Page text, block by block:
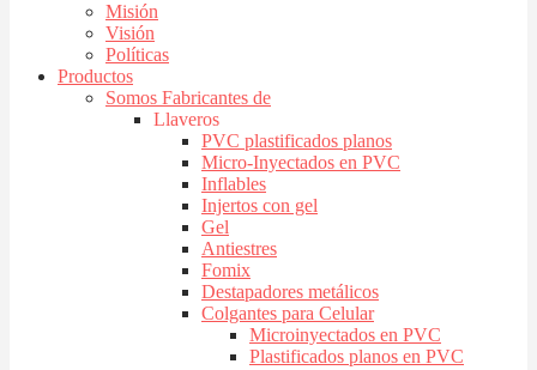
Misión
Visión
Políticas
Productos
Somos Fabricantes de
Llaveros
PVC plastificados planos
Micro-Inyectados en PVC
Inflables
Injertos con gel
Gel
Antiestres
Fomix
Destapadores metálicos
Colgantes para Celular
Microinyectados en PVC
Plastificados planos en PVC